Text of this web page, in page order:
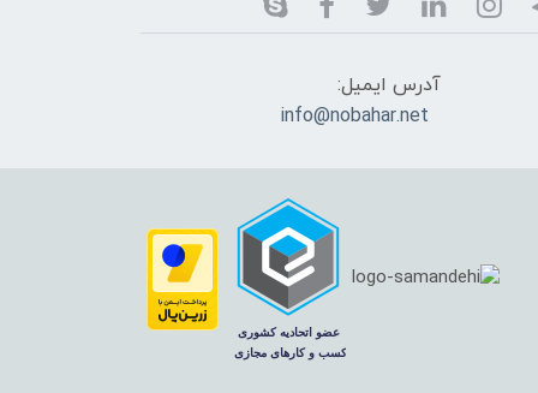
آدرس ایمیل:
info@nobahar.net